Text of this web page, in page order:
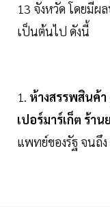
13 จังหวัด โดยมีผ
เป็นต้นไป ดังนี้
1. ห้างสรรพสินค้า
เปอร์มาร์เก็ต ร้าน
แพทย์ของรัฐ จนถึ